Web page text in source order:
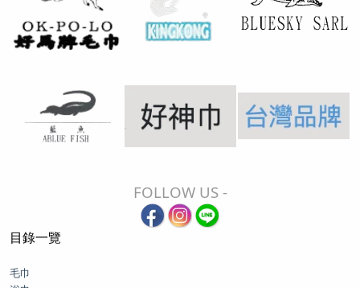
FOLLOW US -
目錄一覽
毛巾